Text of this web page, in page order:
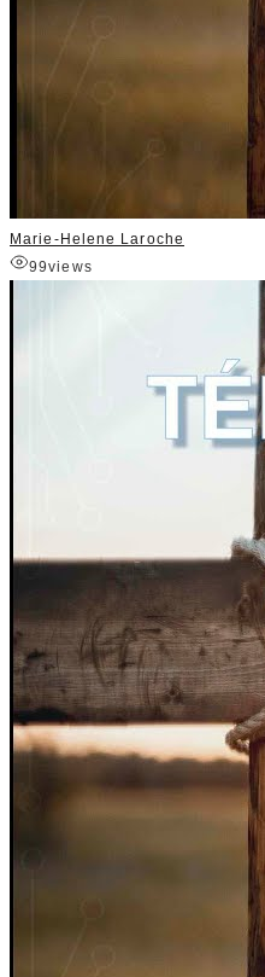
Marie-Helene Laroche
99views